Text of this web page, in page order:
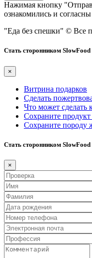
Нажимая кнопку
ознакомились и согласны
"Еда без спешки" © Все
Стать сторонником SlowFood
×
Витрина подарков
Сделать
Что может сделать
Сохраните
Сохраните породу
Стать сторонником SlowFood
×